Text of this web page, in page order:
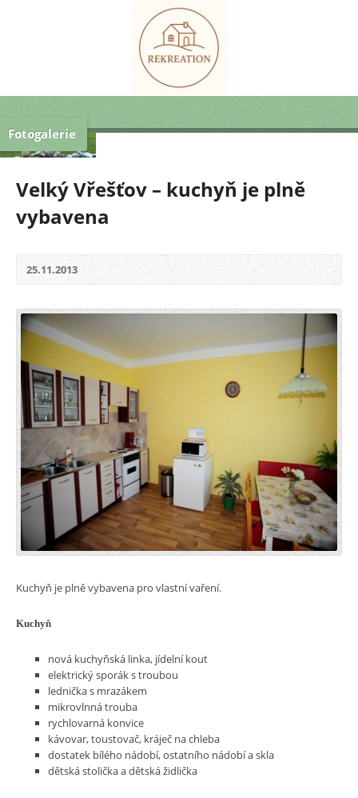
Fotogalerie
Velký Vřešťov – kuchyň je plně
vybavena
25.11.2013
Kuchyň je plně vybavena pro vlastní vaření.
Kuchyň
nová kuchyňská linka, jídelní kout
elektrický sporák s troubou
lednička s mrazákem
mikrovlnná trouba
rychlovarná konvice
kávovar, toustovač, kráječ na chleba
dostatek bílého nádobí, ostatního nádobí a skla
dětská stolička a dětská židlička